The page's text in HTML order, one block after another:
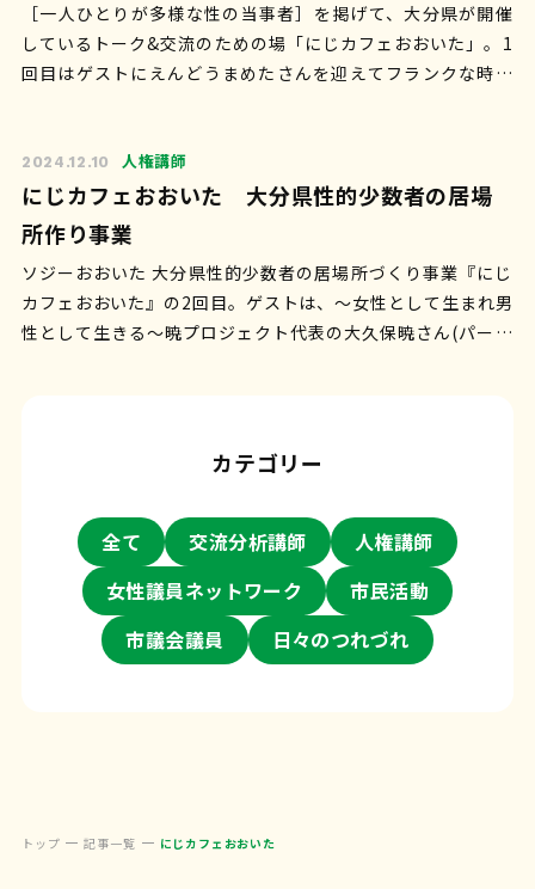
［一人ひとりが多様な性の当事者］を掲げて、大分県が開催
しているトーク&交流のための場「にじカフェおおいた」。1
回目はゲストにえんどうまめたさんを迎えてフランクな時間
2024.12.10 人権講師
にじカフェおおいた 大分県性的少数者の居場
所作り事業
ソジーおおいた 大分県性的少数者の居場所づくり事業『にじ
カフェおおいた』の2回目。ゲストは、〜女性として生まれ男
性として生きる〜暁プロジェクト代表の大久保暁さん(パート
カテゴリー
全て 交流分析講師
人権講師
女性議員ネットワーク
市民活動
市議会議員
日々のつれづれ
トップ 記事一覧 にじカフェおおいた